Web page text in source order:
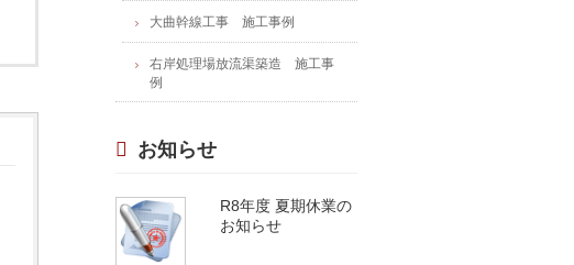
大曲幹線工事 施工事例
右岸処理場放流渠築造 施工事
例
お知らせ
R8年度 夏期休業の
お知らせ